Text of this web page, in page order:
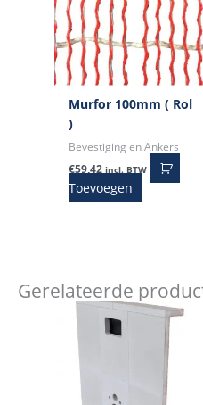
Murfor 100mm ( Rol
)
Bevestiging en Ankers
€59,42 incl. BTW
Toevoegen
Gerelateerde